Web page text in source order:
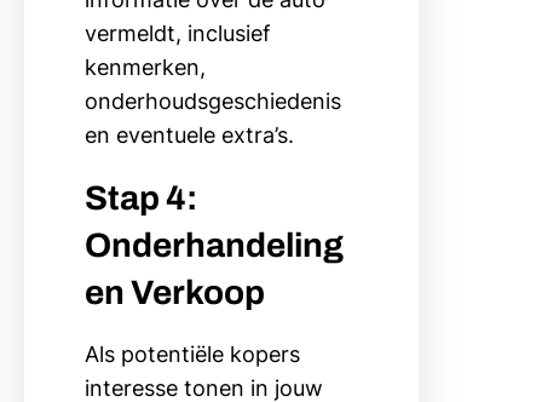
vermeldt, inclusief
kenmerken,
onderhoudsgeschiedenis
en eventuele extra’s.
Stap 4:
Onderhandeling
en Verkoop
Als potentiële kopers
interesse tonen in jouw